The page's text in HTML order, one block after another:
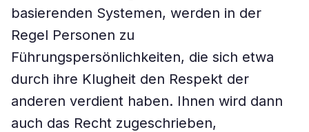
basierenden Systemen, werden in der
Regel Personen zu
Führungspersönlichkeiten, die sich etwa
durch ihre Klugheit den Respekt der
anderen verdient haben. Ihnen wird dann
auch das Recht zugeschrieben,